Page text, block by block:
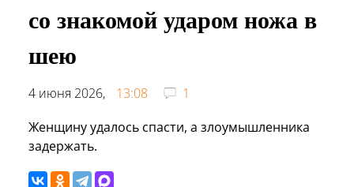
со знакомой ударом ножа в
шею
4 июня 2026, 13:08
1
Женщину удалось спасти, а злоумышленника
задержать.